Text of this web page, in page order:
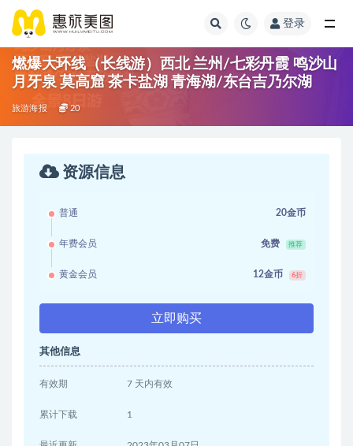
登录
燃爆大环线（长线游）西北 兰州/七彩丹霞 鸣沙山
月牙泉 莫高窟 茶卡盐湖 青海湖/东台吉乃尔湖
旅游海报 20
资源信息
普通 20金币
年费会员 免费 推荐
黄金会员 12金币 6折
立即购买
其他信息
有效期 7 天内有效
累计下载 1